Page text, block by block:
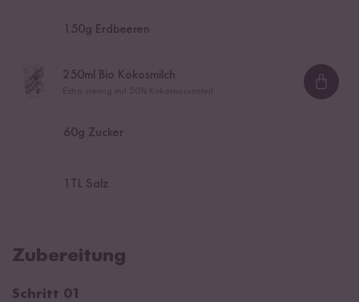
150g Erdbeeren
250ml Bio Kokosmilch
60g Zucker
1 TL Salz
Zubereitung
Schritt 01